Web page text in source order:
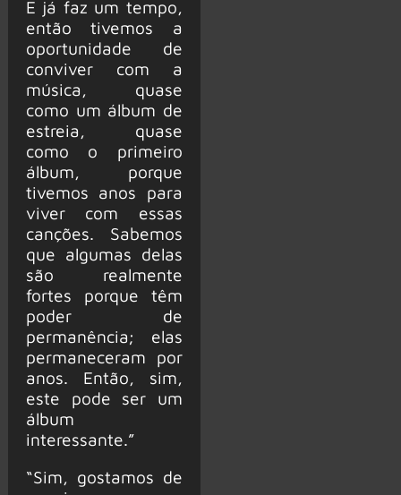
E já faz um tempo,
então tivemos a
oportunidade de
conviver com a
música, quase
como um álbum de
estreia, quase
como o primeiro
álbum, porque
tivemos anos para
viver com essas
canções. Sabemos
que algumas delas
são realmente
fortes porque têm
poder de
permanência; elas
permaneceram por
anos. Então, sim,
este pode ser um
álbum
interessante.”
“Sim, gostamos de